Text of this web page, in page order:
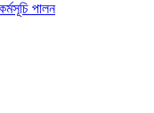
পালন